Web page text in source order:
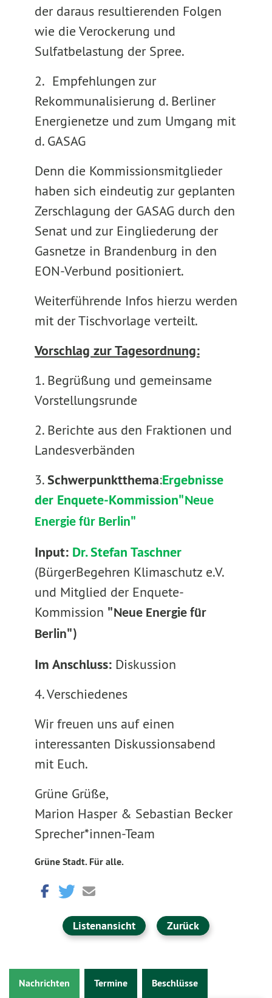
der daraus resultierenden Folgen
wie die Verockerung und
Sulfatbelastung der Spree.
2. Empfehlungen zur
Rekommunalisierung d. Berliner
Energienetze und zum Umgang mit
d. GASAG
Denn die Kommissionsmitglieder
haben sich eindeutig zur geplanten
Zerschlagung der GASAG durch den
Senat und zur Eingliederung der
Gasnetze in Brandenburg in den
EON-Verbund positioniert.
Weiterführende Infos hierzu werden
mit der Tischvorlage verteilt.
Vorschlag zur Tagesordnung:
1. Begrüßung und gemeinsame
Vorstellungsrunde
2. Berichte aus den Fraktionen und
Landesverbänden
3.Schwerpunktthema:Ergebnisse
der Enquete-Kommission"Neue
Energie für Berlin"
Input: Dr. Stefan Taschner
(BürgerBegehren Klimaschutz e.V.
und Mitglied der Enquete-
Kommission "Neue Energie für
Berlin")
Im Anschluss:Diskussion
4. Verschiedenes
Wir freuen uns auf einen
interessanten Diskussionsabend
mit Euch.
Grüne Grüße,
Marion Hasper & Sebastian Becker
Sprecher*innen-Team
Grüne Stadt. Für alle.
Listenansicht Zurück
Nachrichten Termine Beschlüsse